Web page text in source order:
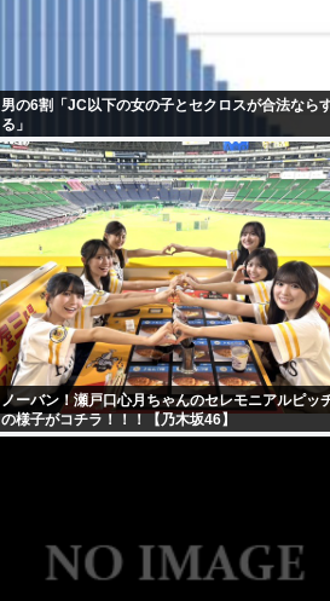
男の6割「JC以下の女の子とセクロスが合法なら
る」
ノーバン！瀬戸口心月ちゃんのセレモニアルピッ
の様子がコチラ！！！【乃木坂46】